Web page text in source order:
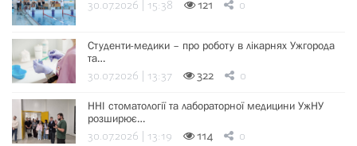
30.07.2026 | 15:38 121 0
Студенти-медики – про роботу в лікарнях Ужгорода
та…
30.07.2026 | 13:37 322 0
ННІ стоматології та лабораторної медицини УжНУ
розширює…
30.07.2026 | 13:19 114 0